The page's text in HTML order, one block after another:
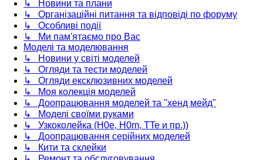
↳ Новини та плани
↳ Організаційні питання та відповіді по форуму
↳ Особливі події
↳ Ми пам'ятаємо про Вас
Моделі та моделювання
↳ Новини у світі моделей
↳ Огляди та тести моделей
↳ Огляди ексклюзивних моделей
↳ Моя колекція моделей
↳ Доопрацювання моделей та "хенд мейд"
↳ Моделі своїми руками
↳ Узкоколейка (H0e, H0m, TTe и пр.))
↳ Доопрацювання серійних моделей
↳ Кити та склейки